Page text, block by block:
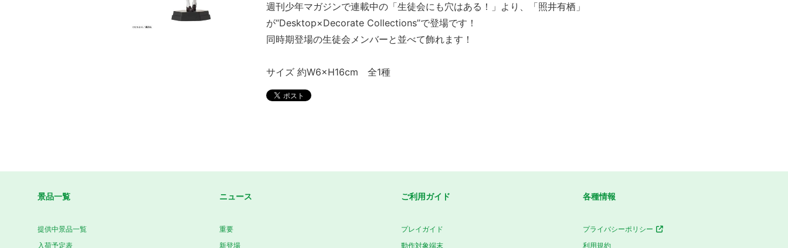
週刊少年マガジンで連載中の「生徒会にも穴はある！」より、「照井有栖」
が“Desktop×Decorate Collections”で登場です！
同時期登場の生徒会メンバーと並べて飾れます！
サイズ 約W6×H16cm 全1種
景品一覧
提供中景品一覧
入荷予定表
ニュース
重要
新登場
ご利用ガイド
プレイガイド
動作対象端末
各種情報
プライバシーポリシー
利用規約